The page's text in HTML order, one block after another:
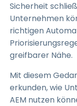
Sicherheit
Unternehmen
richtigen
greifbarer Nähe.
Mit diesem
erkunden, wie
AEM nutzen